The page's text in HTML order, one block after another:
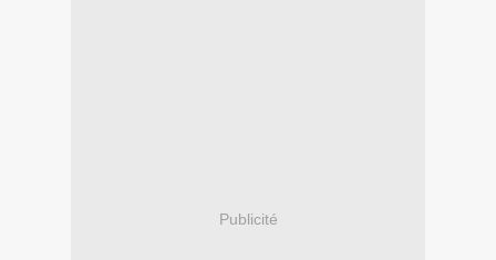
Publicité